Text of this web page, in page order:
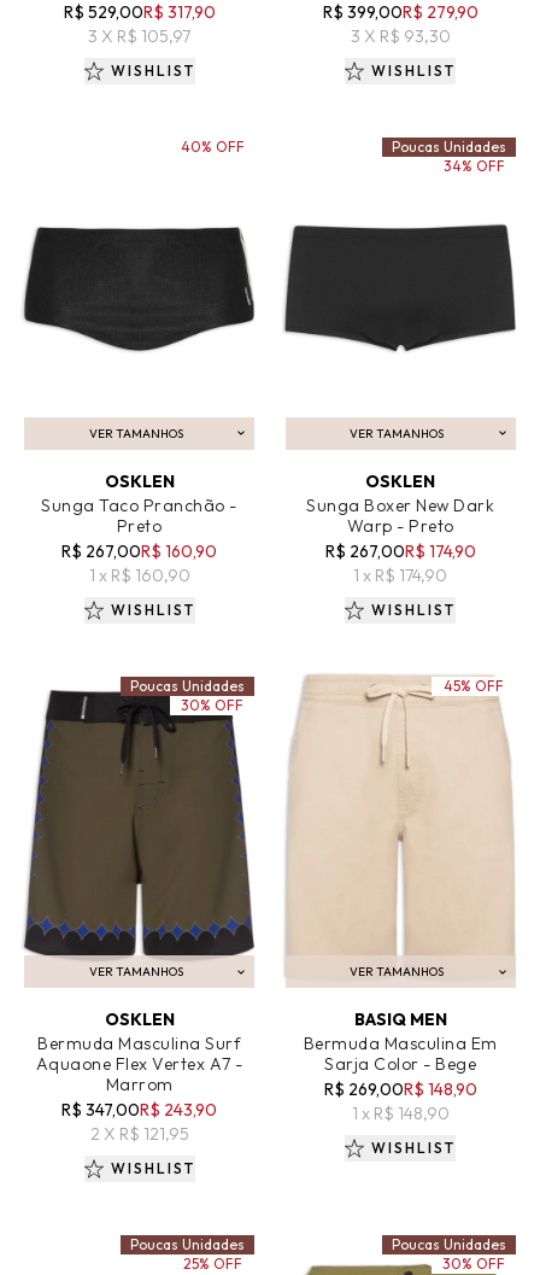
R$ 529,00R$ 317,90
3 X R$ 105,97
WISHLIST
R$ 399,00R$ 279,90
3 X R$ 93,30
WISHLIST
VER TAMANHOS
ADICIONAR AO CARRINHO
OSKLEN
Sunga Taco Pranchão -
Preto
R$ 267,00R$ 160,90
1 x R$ 160,90
40% OFF
WISHLIST
VER TAMANHOS
ADICIONAR AO CARRINHO
OSKLEN
Sunga Boxer New Dark
Warp - Preto
R$ 267,00R$ 174,90
1 x R$ 174,90
Poucas Unidades
34% OFF
WISHLIST
VER TAMANHOS
ADICIONAR AO CARRINHO
OSKLEN
Bermuda Masculina Surf
Aquaone Flex Vertex A7 -
Marrom
R$ 347,00R$ 243,90
2 X R$ 121,95
Poucas Unidades
30% OFF
WISHLIST
VER TAMANHOS
ADICIONAR AO CARRINHO
BASIQ MEN
Bermuda Masculina Em
Sarja Color - Bege
R$ 269,00R$ 148,90
1 x R$ 148,90
45% OFF
WISHLIST
Poucas Unidades
25% OFF
Poucas Unidades
30% OFF